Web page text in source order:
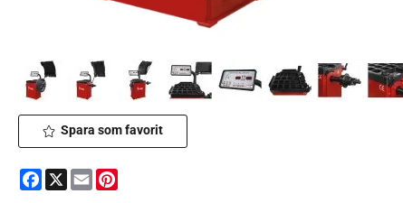
Spara som favorit
Facebook
X Email